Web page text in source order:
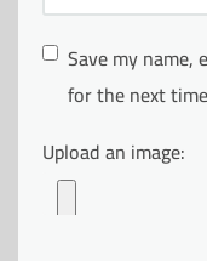
Save my name,
for the next
Upload an image: